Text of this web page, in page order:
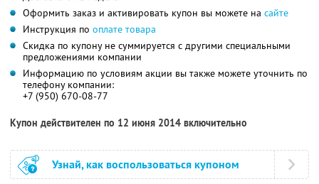
Оформить заказ и активировать купон вы можете на сайте
Инструкция по оплате товара
Скидка по купону не суммируется с другими специальными
предложениями компании
Информацию по условиям акции вы также можете уточнить по
телефону компании:
+7 (950) 670-08-77
Купон действителен по 12 июня 2014 включительно
Узнай, как воспользоваться купоном